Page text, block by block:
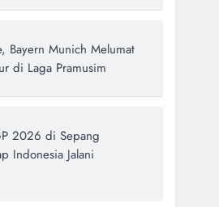
Bayern Munich Melumat
di Laga Pramusim
2026 di Sepang
Indonesia Jalani